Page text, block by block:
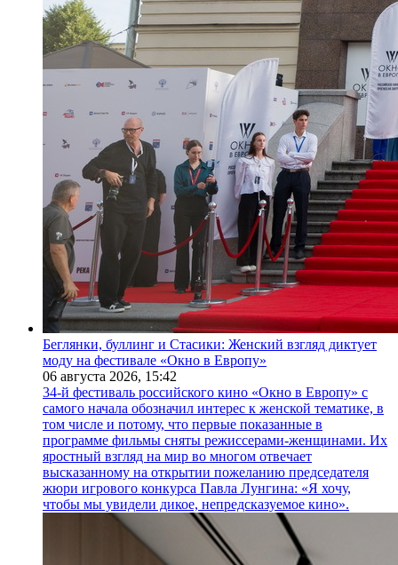
Беглянки, буллинг и Стасики: Женский взгляд диктует
моду на фестивале «Окно в Европу»
06 августа 2026, 15:42
34-й фестиваль российского кино «Окно в Европу» с
самого начала обозначил интерес к женской тематике, в
том числе и потому, что первые показанные в
программе фильмы сняты режиссерами-женщинами. Их
яростный взгляд на мир во многом отвечает
высказанному на открытии пожеланию председателя
жюри игрового конкурса Павла Лунгина: «Я хочу,
чтобы мы увидели дикое, непредсказуемое кино».